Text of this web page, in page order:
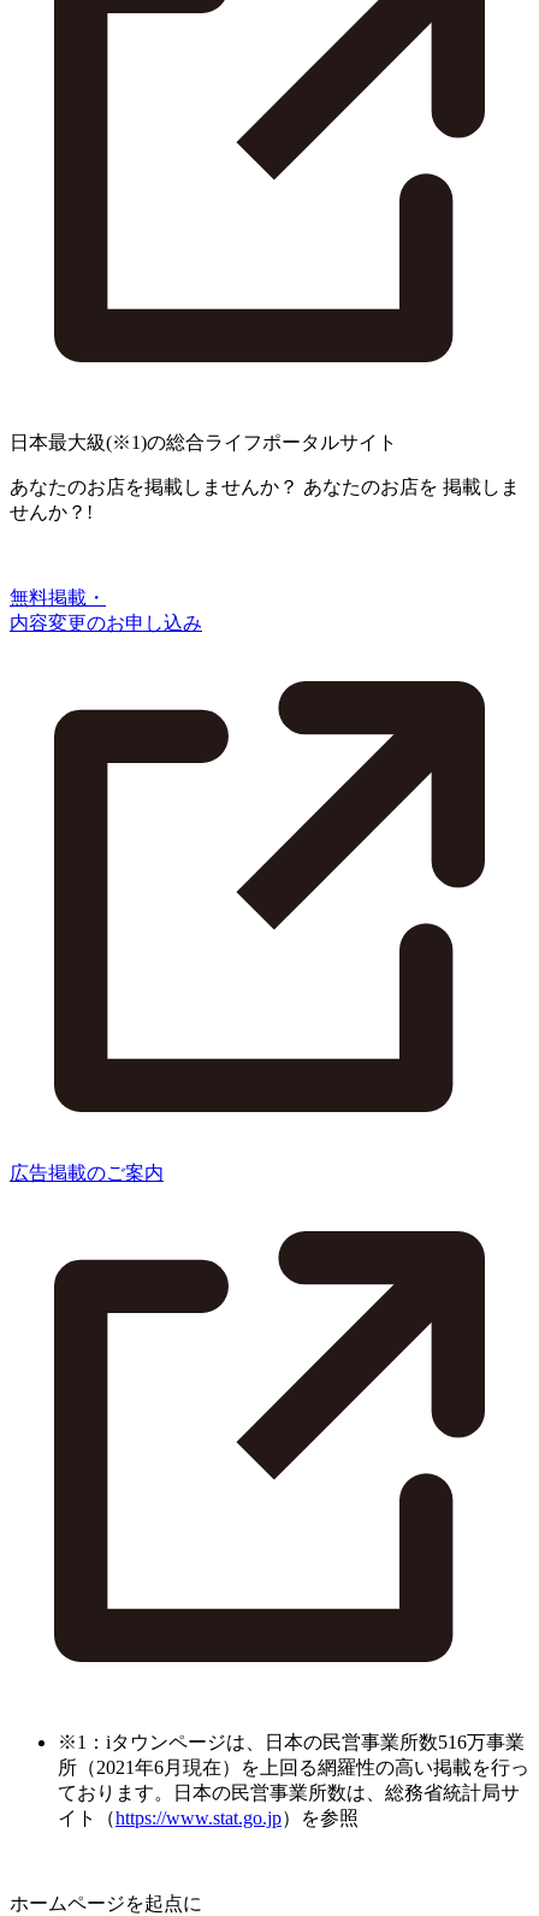
日本最大級(※1)の総合ライフポータルサイト
あなたのお店を掲載しませんか？ あなたのお店を 掲載しま
せんか？!
無料掲載・
内容変更のお申し込み
広告掲載のご案内
※1：iタウンページは、日本の民営事業所数516万事業
所（2021年6月現在）を上回る網羅性の高い掲載を行っ
ております。日本の民営事業所数は、総務省統計局サ
イト（https://www.stat.go.jp）を参照
ホームページを起点に